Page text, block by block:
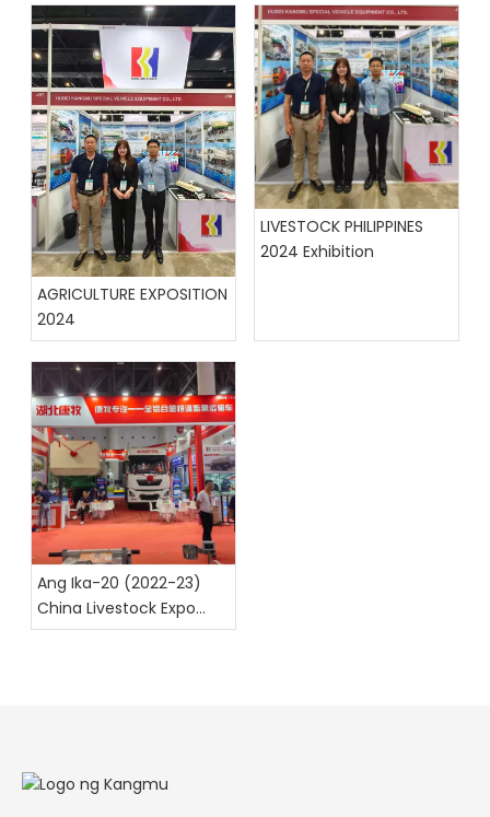
AGRICULTURE EXPOSITION
2024
LIVESTOCK PHILIPPINES
2024 Exhibition
Ang Ika-20 (2022-23)
China Livestock Expo
Chengdu